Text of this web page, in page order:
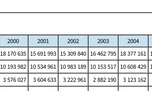
2000 2001 2002 2003
2004
18 170 635 15 691 993 15 309 840 16 462 795 18 377 161
10 193 982 10 534 961 10 983 189 10 153 517 10 608 429
3 576 027 3 604 633 3 222 961 2 882 190
3 123 162